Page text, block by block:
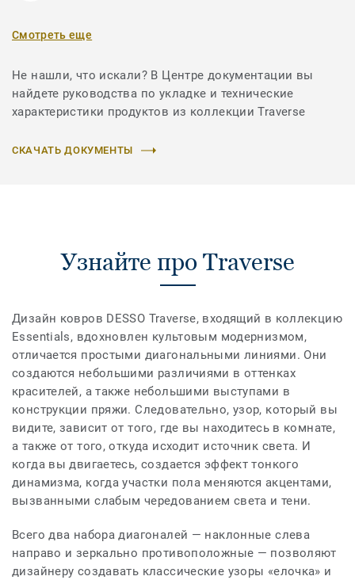
Смотреть еще
Не нашли, что искали? В Центре документации вы
найдете руководства по укладке и технические
характеристики продуктов из коллекции Traverse
СКАЧАТЬ ДОКУМЕНТЫ
Узнайте про Traverse
Дизайн ковров DESSO Traverse, входящий в коллекцию
Essentials, вдохновлен культовым модернизмом,
отличается простыми диагональными линиями. Они
создаются небольшими различиями в оттенках
красителей, а также небольшими выступами в
конструкции пряжи. Следовательно, узор, который вы
видите, зависит от того, где вы находитесь в комнате,
а также от того, откуда исходит источник света. И
когда вы двигаетесь, создается эффект тонкого
динамизма, когда участки пола меняются акцентами,
вызванными слабым чередованием света и тени.
Всего два набора диагоналей — наклонные слева
направо и зеркально противоположные — позволяют
дизайнеру создавать классические узоры «елочка» и